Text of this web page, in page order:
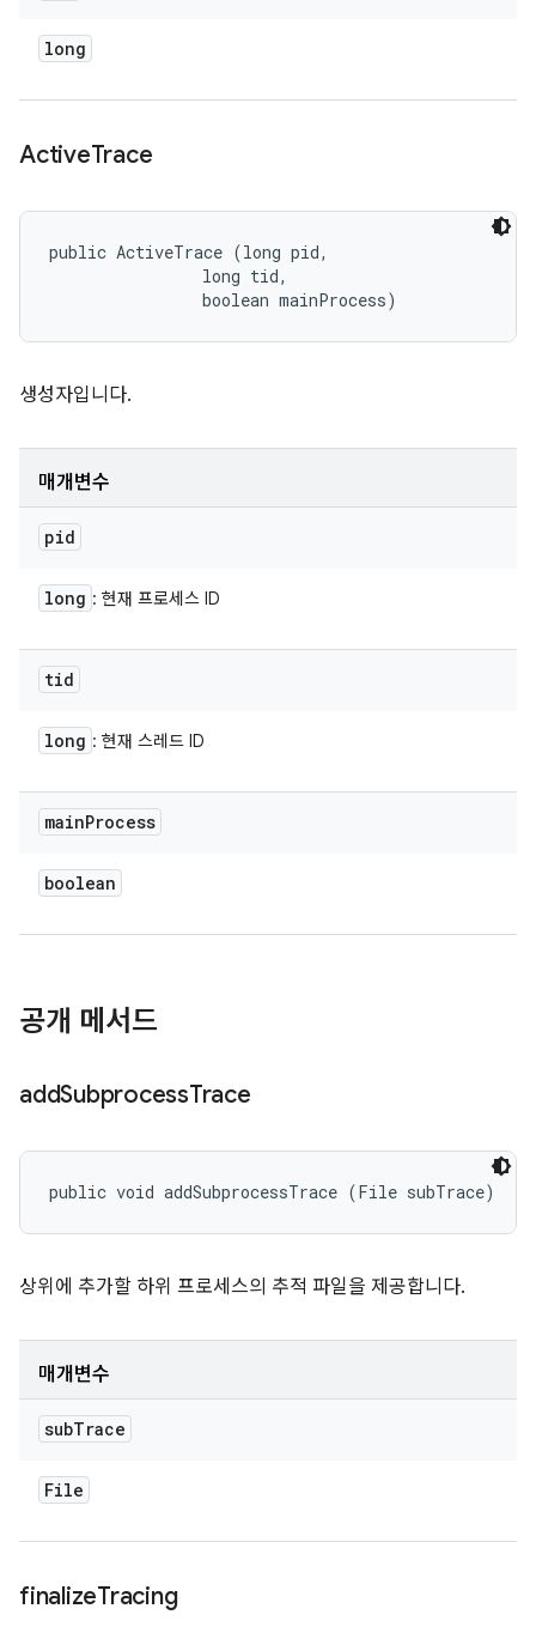
long
ActiveTrace
public ActiveTrace (long pid,
                long tid,
                boolean mainProcess)
생성자입니다.
매개변수
pid
long : 현재 프로세스 ID
tid
long : 현재 스레드 ID
mainProcess
boolean
공개 메서드
addSubprocessTrace
public void addSubprocessTrace (File subTrace)
상위에 추가할 하위 프로세스의 추적 파일을 제공합니다.
매개변수
subTrace
File
finalizeTracing